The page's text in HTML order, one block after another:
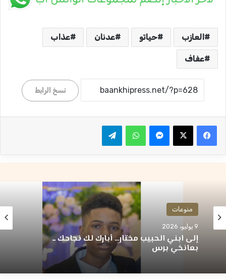
العازب حياتو عدنان عذاب
عفاف
نسخ الرابط
واتساب
منوعات
9 يوليو، 2026
إلى ابني الحبيب مختار… أبارك لك نجاحك ــ
بعانخي برس